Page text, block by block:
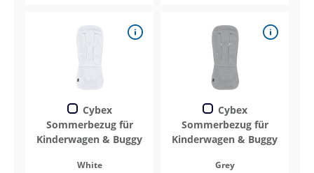
Cybex
Sommerbezug für
Kinderwagen & Buggy
White
Cybex
Sommerbezug für
Kinderwagen & Buggy
Grey